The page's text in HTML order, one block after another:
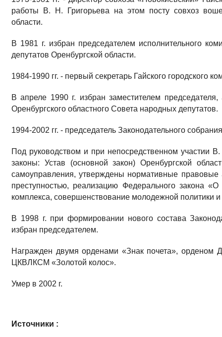
работы В. Н. Григорьева на этом посту совхоз
области.
В 1981 г. избран председателем исполнительного
депутатов Оренбургской области.
1984-1990 гг. - первый секретарь Гайского городского
В апреле 1990 г. избран заместителем
Оренбургского областного Совета народных депутатов.
1994-2002 гг. - председатель Законодательного
Под руководством и при непосредственном участии
законы: Устав (основной закон) Оренбургской
самоуправления, утверждены нормативные
преступностью, реализацию Федерального закона
комплекса, совершенствование молодежной политики и
В 1998 г. при формировании нового состава
избран председателем.
Награжден двумя орденами «Знак почета», орденом
ЦКВЛКСМ «Золотой колос».
Умер в 2002 г.
Источники :